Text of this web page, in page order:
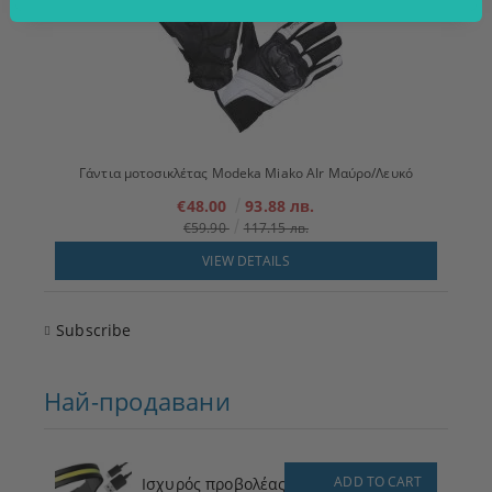
Γάντια μοτοσικλέτας Modeka Miako AIr Μαύρο/Λευκό
€48.00 93.88 лв.
€59.90
117.15 лв.
VIEW DETAILS
Subscribe
Най-продавани
Ισχυρός προβολέας ADD TO CART